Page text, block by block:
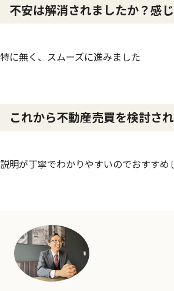
不安は解消されましたか？感
特に無く、スムーズに進みました
これから不動産売買を検討さ
説明が丁寧でわかりやすいのでおすすめ